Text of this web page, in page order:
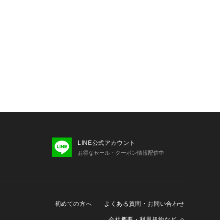
LINE公式アカウント
お得なセール・クーポン情報配信中
初めての方へ よくある質問・お問い合わせ